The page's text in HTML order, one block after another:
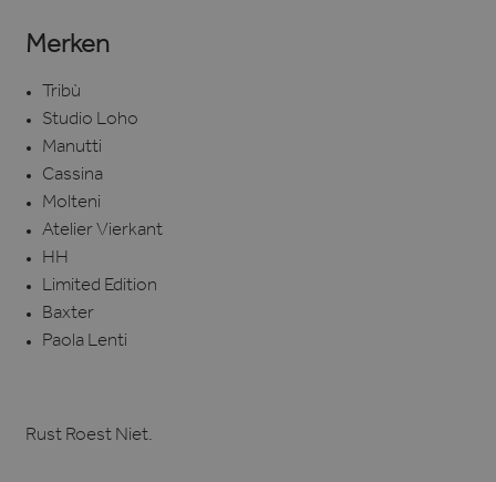
Merken
Tribù
Studio Loho
Manutti
Cassina
Molteni
Atelier Vierkant
HH
Limited Edition
Baxter
Paola Lenti
Rust Roest Niet.